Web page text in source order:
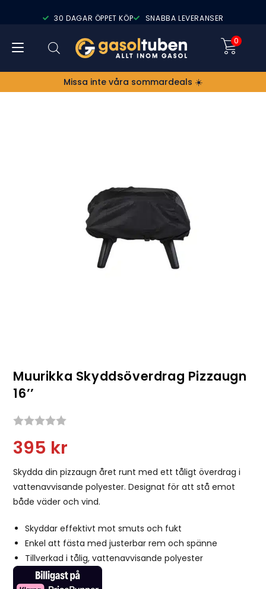
30 DAGAR ÖPPET KÖP SNABBA LEVERANSER
0
Missa inte våra sommardeals ☀️
Muurikka Skyddsöverdrag Pizzaugn
16’’
395 kr
Skydda din pizzaugn året runt med ett tåligt överdrag i
vattenavvisande polyester. Designat för att stå emot
både väder och vind.
Skyddar effektivt mot smuts och fukt
Enkel att fästa med justerbar rem och spänne
Tillverkad i tålig, vattenavvisande polyester